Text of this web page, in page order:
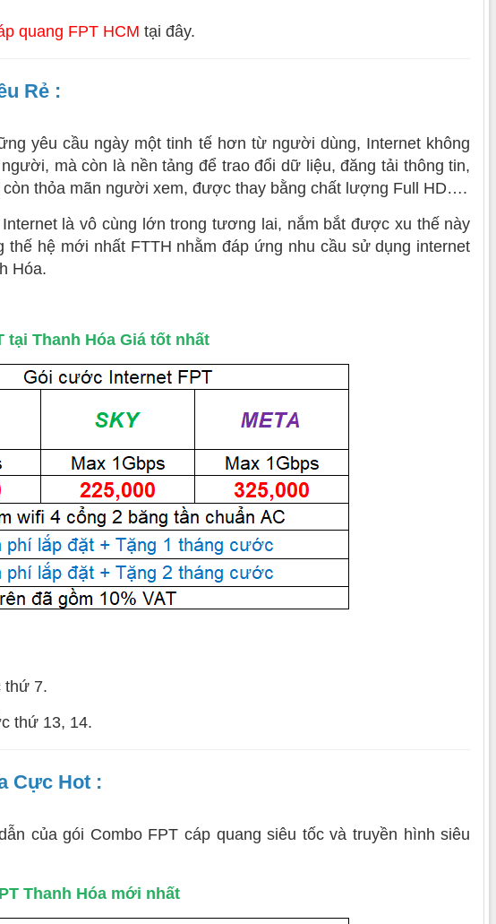
quang FPT HCM tại đây.
Rẻ :
yêu cầu ngày một tinh tế hơn từ người dùng, Internet không
mà còn là nền tảng để trao đổi dữ liệu, đăng tải thông tin,
thỏa mãn người xem, được thay bằng chất lượng Full HD….
là vô cùng lớn trong tương lai, nắm bắt được xu thế này
hệ mới nhất FTTH nhằm đáp ứng nhu cầu sử dụng internet
Hóa.
tại Thanh Hóa Giá tốt nhất
thứ 7.
thứ 13, 14.
Cực Hot :
của gói Combo FPT cáp quang siêu tốc và truyền hình siêu
Thanh Hóa mới nhất